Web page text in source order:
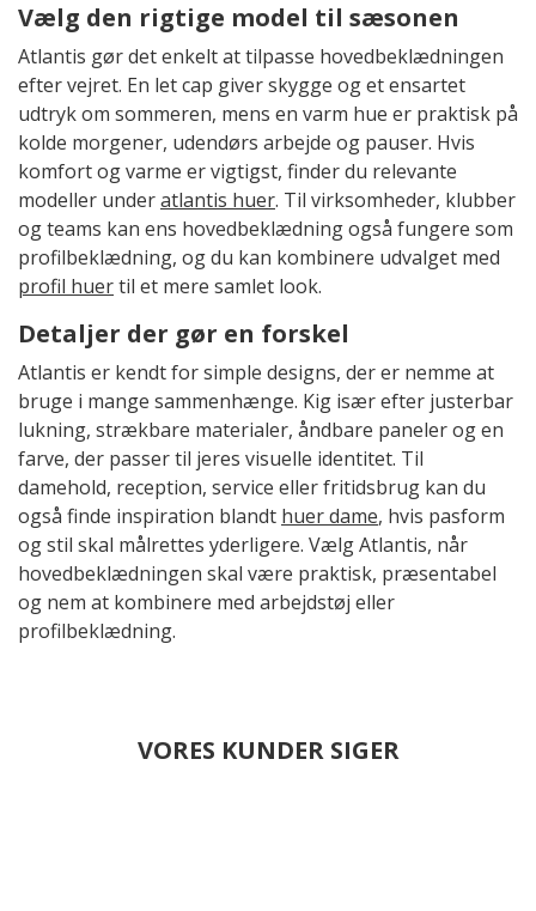
Vælg den rigtige model til sæsonen
Atlantis gør det enkelt at tilpasse hovedbeklædningen
efter vejret. En let cap giver skygge og et ensartet
udtryk om sommeren, mens en varm hue er praktisk på
kolde morgener, udendørs arbejde og pauser. Hvis
komfort og varme er vigtigst, finder du relevante
modeller underatlantis huer. Til virksomheder, klubber
og teams kan ens hovedbeklædning også fungere som
profilbeklædning, og du kan kombinere udvalget med
profil huertil et mere samlet look.
Detaljer der gør en forskel
Atlantis er kendt for simple designs, der er nemme at
bruge i mange sammenhænge. Kig især efter justerbar
lukning, strækbare materialer, åndbare paneler og en
farve, der passer til jeres visuelle identitet. Til
damehold, reception, service eller fritidsbrug kan du
også finde inspiration blandt huer dame, hvis pasform
og stil skal målrettes yderligere. Vælg Atlantis, når
hovedbeklædningen skal være praktisk, præsentabel
og nem at kombinere med arbejdstøj eller
profilbeklædning.
VORES KUNDER SIGER